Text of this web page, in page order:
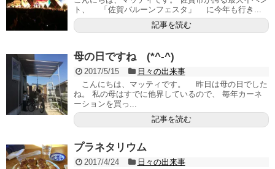
ト、 「佐賀バルーンフェスタ」 に今年も行き...
記事を読む
母の日ですね (*^-^)
2017/5/15
日々の出来事
こんにちは、マッティです。 昨日は母の日でした
ね。 私の母はすでに他界しているので、 毎年カーネ
ーションを買っ...
記事を読む
プラネタリウム
2017/4/24
日々の出来事